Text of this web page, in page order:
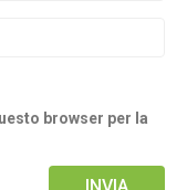
browser per la